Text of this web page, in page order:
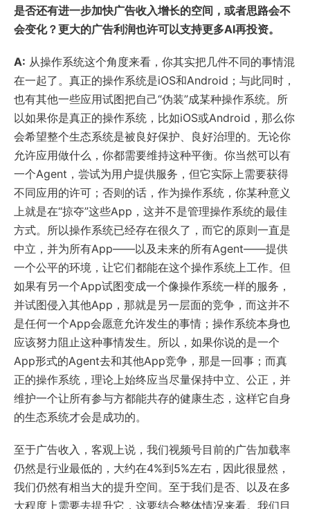
是否还有进一步加快广告收入增长的空间，或者思路会不
会变化？更大的广告利润也许可以支持更多AI再投资。
A: 从操作系统这个角度来看，你其实把几件不同的事情混
在一起了。真正的操作系统是iOS和Android；与此同时，
也有其他一些应用试图把自己“伪装”成某种操作系统。所
以如果你是真正的操作系统，比如iOS或Android，那么你
会希望整个生态系统是被良好保护、良好治理的。无论你
允许应用做什么，你都需要维持这种平衡。你当然可以有
一个Agent，尝试为用户提供服务，但它实际上需要获得
不同应用的许可；否则的话，作为操作系统，你某种意义
上就是在“掠夺”这些App，这并不是管理操作系统的最佳
方式。所以操作系统已经存在很久了，而它的原则一直是
中立，并为所有App——以及未来的所有Agent——提供
一个公平的环境，让它们都能在这个操作系统上工作。但
如果有另一个App试图变成一个像操作系统一样的服务，
并试图侵入其他App，那就是另一层面的竞争，而这并不
是任何一个App会愿意允许发生的事情；操作系统本身也
应该努力阻止这种事情发生。所以，如果你说的是一个
App形式的Agent去和其他App竞争，那是一回事；而真
正的操作系统，理论上始终应当尽量保持中立、公正，并
维护一个让所有参与方都能共存的健康生态，这样它自身
的生态系统才会是成功的。
至于广告收入，客观上说，我们视频号目前的广告加载率
仍然是行业最低的，大约在4%到5%左右，因此很显然，
我们仍然有相当大的提升空间。至于我们是否、以及在多
大程度上需要去提升它，这要结合整体情况来看。我们目